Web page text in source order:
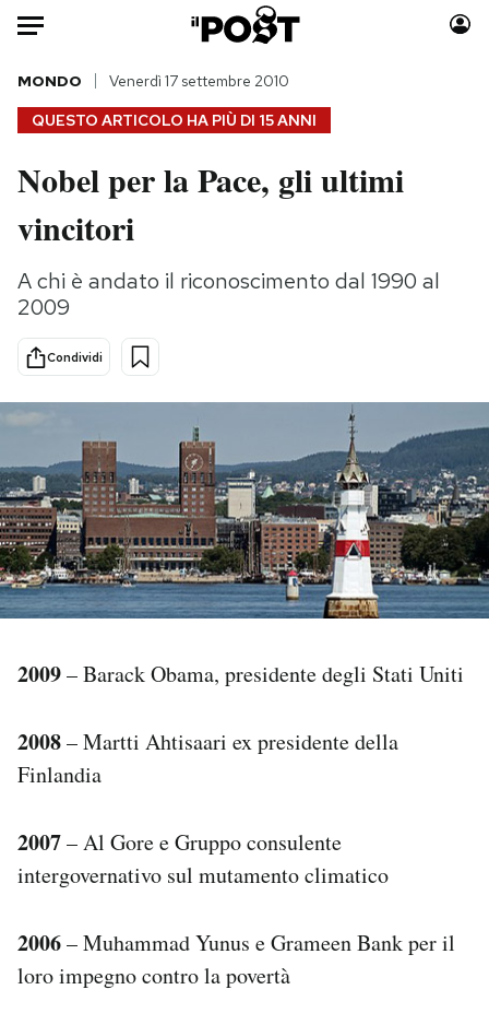
Auto
HOME
Italia
Politica
Tecnologia
Scienza
Cultura
Economia
Moda
Storie/Idee
Altrecose
Mondiali calcio 2026
PODCAST
NEWSLETTER
I MIEI PREFERITI
SHOP
AREA PERSONALE
Area Personale
QUESTO ARTICOLO HA PIÙ DI 15 ANNI
MONDO Venerdì 17 settembre 2010
Nobel per la Pace, gli ultimi
vincitori
A chi è andato il riconoscimento dal 1990 al
2009
Condividi
2009– Barack Obama, presidente degli Stati Uniti
2008– Martti Ahtisaari ex presidente della
Finlandia
2007– Al Gore e Gruppo consulente
intergovernativo sul mutamento climatico
2006– Muhammad Yunus e Grameen Bank per il
loro impegno contro la povertà